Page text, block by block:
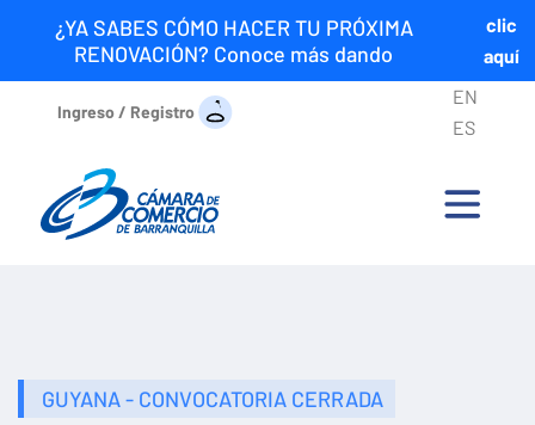
¿YA SABES CÓMO HACER TU PRÓXIMA
RENOVACIÓN? Conoce más dando
clic
aquí
Ingreso / Registro
EN
ES
GUYANA - CONVOCATORIA CERRADA